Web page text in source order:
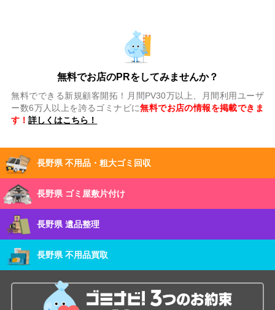
無料でお店のPRをしてみませんか？
無料でできる新規顧客開拓！月間PV30万以上、月間利用ユーザ
ー数6万人以上を誇るゴミナビに無料でお店の情報を掲載できま
す！詳しくはこちら！
長野県 不用品・粗大ゴミ回収
長野県 ゴミ屋敷片付け
長野県 遺品整理
長野県 不用品買取